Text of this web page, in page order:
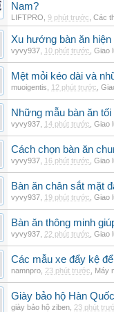
Nam?
LIFTPRO 9 phút trước Các
Xu hướng bàn ăn
vyvy937 10 phút trước Giao
Mệt mỏi kéo dài và
muoigentis 12 phút trước
Những mẫu bàn ăn
vyvy937 14 phút trước Giao
Cách chọn bàn ăn
vyvy937 16 phút trước Giao
Bàn ăn chân sắt mặt
vyvy937 19 phút trước Giao
Bàn ăn thông minh
vyvy937 22 phút trước Giao
Các mẫu xe đẩy kệ
namnpro 23 phút trước Máy
Giày bảo hộ Hàn
giày bảo hộ ziben 23 phút